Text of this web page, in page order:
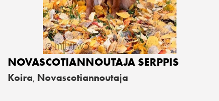
NOVASCOTIANNOUTAJA SERPPIS
Koira, Novascotiannoutaja